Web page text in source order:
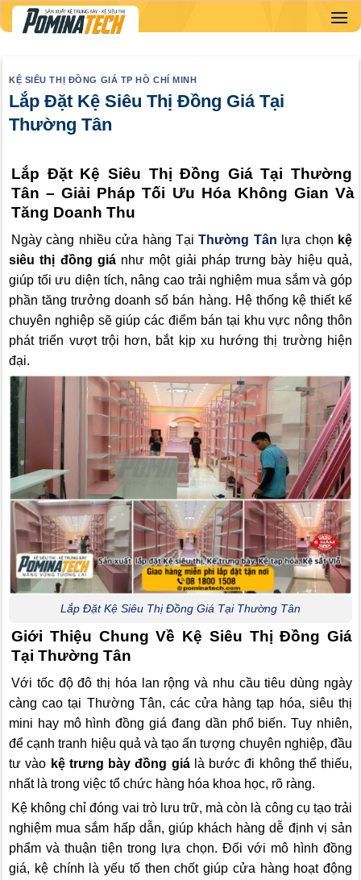
Skip
to
KỆ SIÊU THỊ ĐỒNG GIÁ TP HỒ CHÍ MINH
Lắp Đặt Kệ Siêu Thị Đồng Giá Tại
Thường Tân
Lắp Đặt Kệ Siêu Thị Đồng Giá Tại Thường
Tân – Giải Pháp Tối Ưu Hóa Không Gian Và
Tăng Doanh Thu
Ngày càng nhiều cửa hàng Tại Thường Tân lựa chọn kệ
siêu thị đồng giánhư một giải pháp trưng bày hiệu quả,
giúp tối ưu diện tích, nâng cao trải nghiệm mua sắm và góp
phần tăng trưởng doanh số bán hàng. Hệ thống kệ thiết kế
chuyên nghiệp sẽ giúp các điểm bán tại khu vực nông thôn
phát triển vượt trội hơn, bắt kịp xu hướng thị trường hiện
đại.
Lắp Đặt Kệ Siêu Thị Đồng Giá Tại Thường Tân
Giới Thiệu Chung Về Kệ Siêu Thị Đồng Giá
Tại Thường Tân
Với tốc độ đô thị hóa lan rộng và nhu cầu tiêu dùng ngày
càng cao tại Thường Tân, các cửa hàng tạp hóa, siêu thị
mini hay mô hình đồng giá đang dần phổ biến. Tuy nhiên,
để cạnh tranh hiệu quả và tạo ấn tượng chuyên nghiệp, đầu
tư vào kệ trưng bày đồng giálà bước đi không thể thiếu,
nhất là trong việc tổ chức hàng hóa khoa học, rõ ràng.
Kệ không chỉ đóng vai trò lưu trữ, mà còn là công cụ tạo trải
nghiệm mua sắm hấp dẫn, giúp khách hàng dễ định vị sản
phẩm và thuận tiện trong lựa chọn. Đối với mô hình đồng
giá, kệ chính là yếu tố then chốt giúp cửa hàng hoạt động